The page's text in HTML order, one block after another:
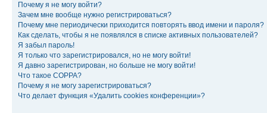
Почему я не могу войти?
Зачем мне вообще нужно регистрироваться?
Почему мне периодически приходится повторять ввод имени и пароля?
Как сделать, чтобы я не появлялся в списке активных пользователей?
Я забыл пароль!
Я только что зарегистрировался, но не могу войти!
Я давно зарегистрирован, но больше не могу войти!
Что такое COPPA?
Почему я не могу зарегистрироваться?
Что делает функция «Удалить cookies конференции»?